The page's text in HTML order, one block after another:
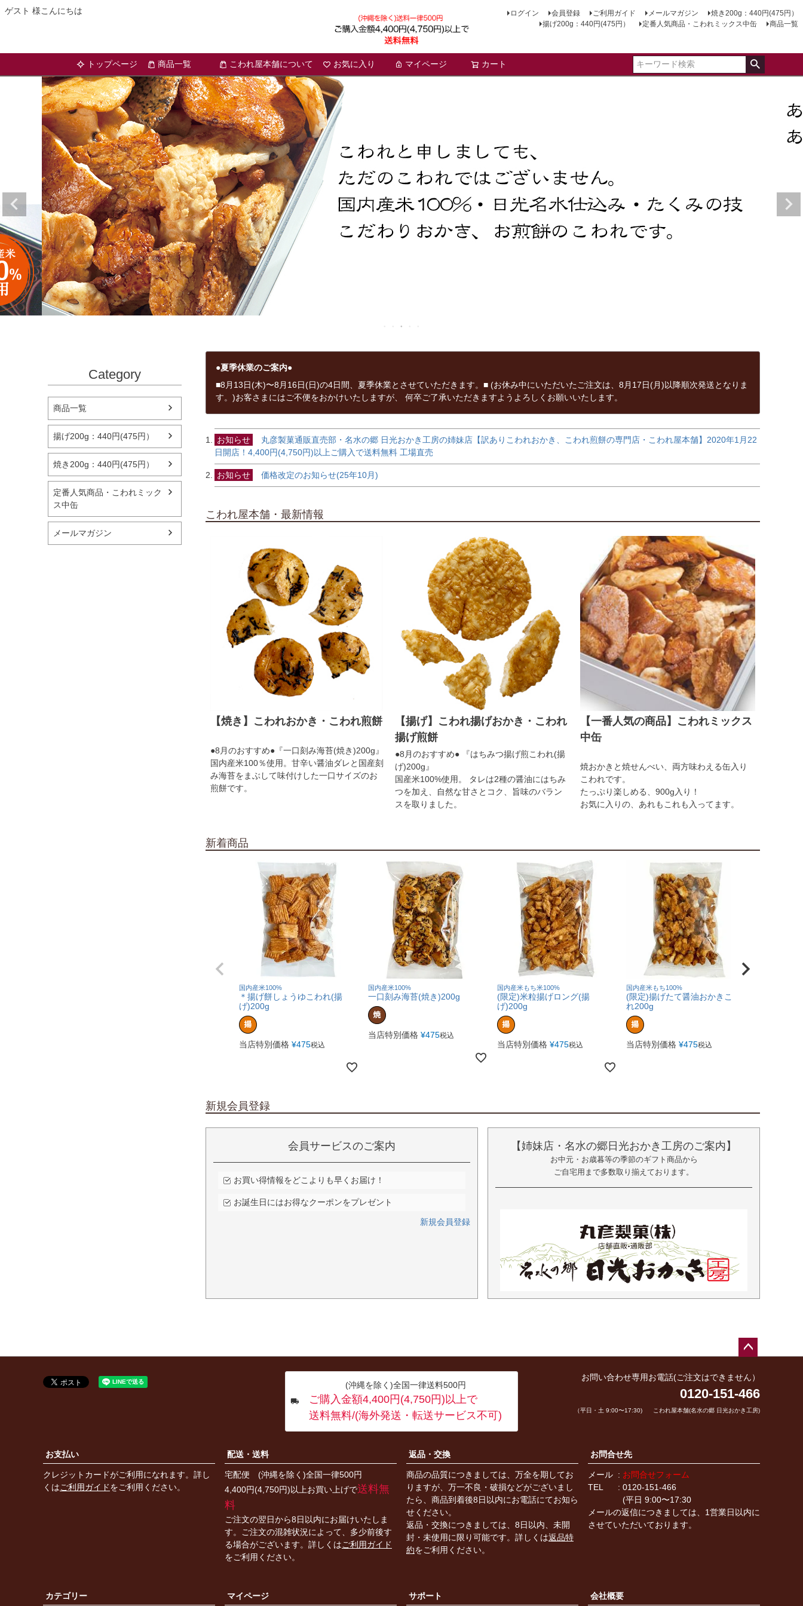
ゲスト 様こんにちは ログイン 会員登録 ご利用ガイド メールマガジン
焼き200g：440円(475円）
揚げ200g：440円(475円）
定番人気商品・こわれミックス中缶 商品一覧
トップページ 商品一覧 こわれ屋本舗について お気に入り マイページ カート
Category
商品一覧
揚げ200g：440円(475円）
焼き200g：440円(475円）
定番人気商品・こわれミック
ス中缶
メールマガジン
●夏季休業のご案内●
■8月13日(木)〜8月16日(日)の4日間、夏季休業とさせていただきます。■ (お休み中にいただいたご注文は、8月17日(月)以降順次発送となりま
す。)お客さまにはご不便をおかけいたしますが、 何卒ご了承いただきますようよろしくお願いいたします。
お知らせ
丸彦製菓通販直売部・名水の郷 日光おかき工房の姉妹店【訳ありこわれおかき、こわれ煎餅の専門店・こわれ屋本舗】2020年1月22
日開店！4,400円(4,750円)以上ご購入で送料無料 工場直売
お知らせ 価格改定のお知らせ(25年10月)
こわれ屋本舗・最新情報
【焼き】こわれおかき・こわれ煎餅
●8月のおすすめ●『一口刻み海苔(焼き)200g』
国内産米100％使用。甘辛い醤油ダレと国産刻
み海苔をまぶして味付けした一口サイズのお
煎餅です。
【揚げ】こわれ揚げおかき・こわれ
揚げ煎餅
●8月のおすすめ● 『はちみつ揚げ煎こわれ(揚
げ)200g』
国産米100%使用。 タレは2種の醤油にはちみ
つを加え、自然な甘さとコク、旨味のバラン
スを取りました。
【一番人気の商品】こわれミックス
中缶
焼おかきと焼せんべい、両方味わえる缶入り
こわれです。
たっぷり楽しめる、900g入り！
お気に入りの、あれもこれも入ってます。
新着商品
国内産米100%
＊揚げ餅しょうゆこわれ(揚
げ)200g
当店特別価格 ¥475税込
国内産米100%
一口刻み海苔(焼き)200g
当店特別価格 ¥475税込
国内産米もち米100%
(限定)米粒揚げロング(揚
げ)200g
当店特別価格 ¥475税込
国内産米もち100%
(限定)揚げたて醤油おかきこわ
れ200g
当店特別価格 ¥475税込
新規会員登録
会員サービスのご案内
お買い得情報をどこよりも早くお届け！
お誕生日にはお得なクーポンをプレゼント
新規会員登録
【姉妹店・名水の郷日光おかき工房のご案内】
お中元・お歳暮等の季節のギフト商品から
ご自宅用まで多数取り揃えております。
ジト
ップ
へ
(沖縄を除く)全国一律送料500円
ご購入金額4,400円(4,750円)以上で
送料無料/(海外発送・転送サービス不可)
お問い合わせ専用お電話(ご注文はできません）
0120-151-466
（平日・土 9:00〜17:30) こわれ屋本舗(名水の郷 日光おかき工房)
お支払い
クレジットカードがご利用になれます。詳し
くはご利用ガイドをご利用ください。
配送・送料
宅配便 (沖縄を除く)全国一律500円
4,400円(4,750円)以上お買い上げで送料無
料
ご注文の翌日から8日以内にお届けいたしま
す。ご注文の混雑状況によって、多少前後す
る場合がございます。詳しくはご利用ガイド
をご利用ください。
返品・交換
商品の品質につきましては、万全を期してお
りますが、万一不良・破損などがございまし
たら、商品到着後8日以内にお電話にてお知ら
せください。
返品・交換につきましては、8日以内、未開
封・未使用に限り可能です。詳しくは返品特
約をご利用ください。
お問合せ先
メール
お問合せフォーム
TEL
0120-151-466
(平日 9:00〜17:30
メールの返信につきましては、1営業日以内に
させていただいております。
カテゴリー マイページ サポート 会社概要